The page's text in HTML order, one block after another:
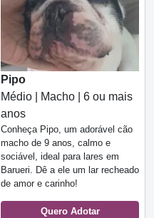
Pipo
Médio | Macho | 6 ou mais
anos
Conheça Pipo, um adorável cão
macho de 9 anos, calmo e
sociável, ideal para lares em
Barueri. Dê a ele um lar recheado
de amor e carinho!
Quero Adotar